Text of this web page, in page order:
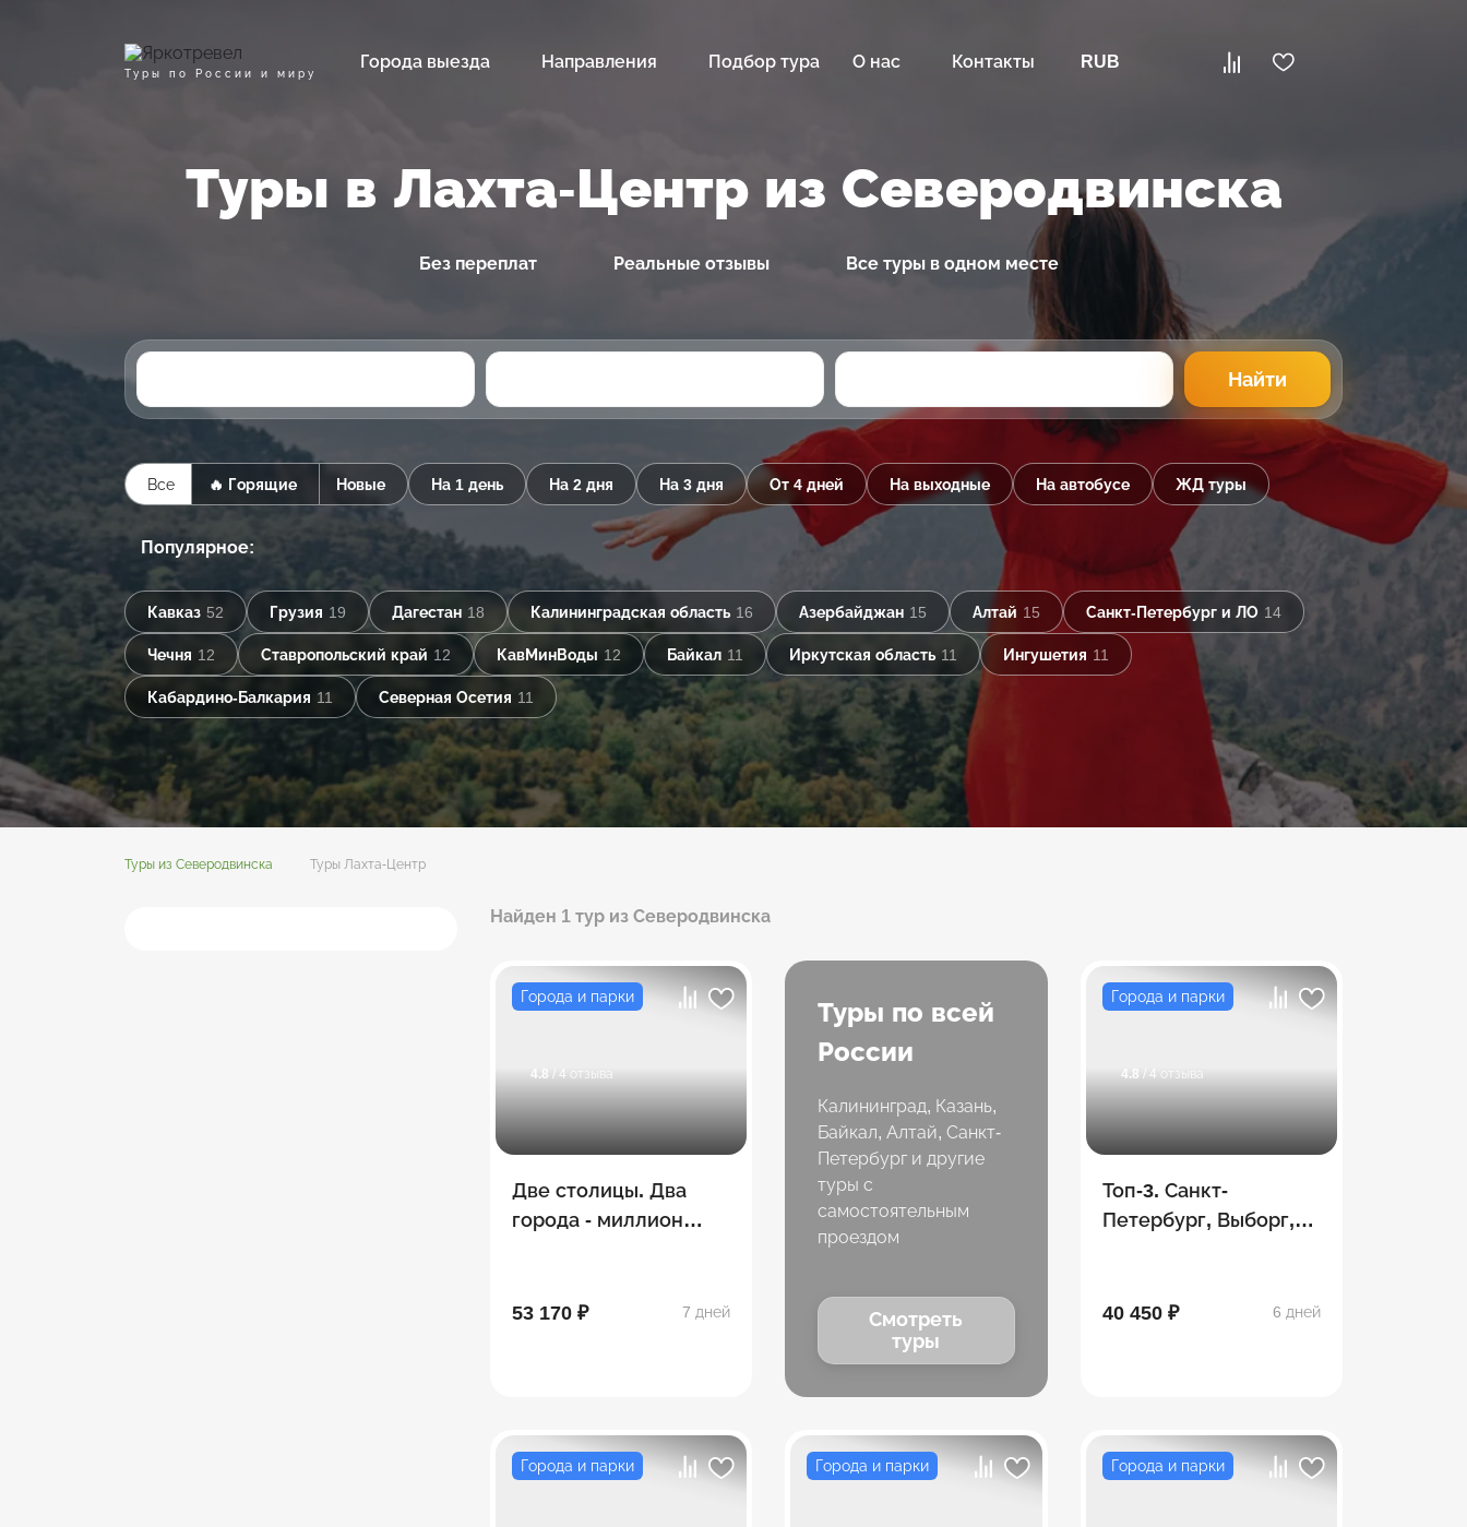
Туры по России и миру
Города выезда Направления Подбор тура О нас Контакты RUB
Туры в Лахта-Центр из Северодвинска
Без переплат Реальные отзывы Все туры в одном месте
Найти
Все 🔥 Горящие Новые На 1 день На 2 дня На 3 дня От 4 дней На выходные На автобусе ЖД туры
Популярное:
Кавказ 52 Грузия 19 Дагестан 18 Калининградская область 16 Азербайджан 15 Алтай 15 Санкт-Петербург и ЛО 14
Чечня 12 Ставропольский край 12 КавМинВоды 12 Байкал 11 Иркутская область 11 Ингушетия 11
Кабардино-Балкария 11 Северная Осетия 11
Туры из Северодвинска Туры Лахта-Центр
Найден 1 тур из Северодвинска
Города и парки
4.8 / 4 отзыва
Две столицы. Два
города - миллион
53 170 ₽
7 дней
Туры по всей
России
Калининград, Казань,
Байкал, Алтай, Санкт-
Петербург и другие
туры с
самостоятельным
проездом
Смотреть
туры
Города и парки
4.8 / 4 отзыва
Топ-3. Санкт-
Петербург, Выборг,
40 450 ₽
6 дней
Города и парки Города и парки Города и парки